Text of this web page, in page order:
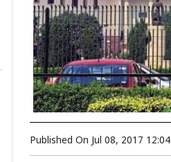
Published On Jul 08, 2017